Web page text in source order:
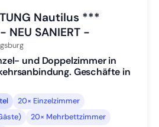
Nautilus ***
NEU SANIERT -
und Doppelzimmer in
Geschäfte in
20× Einzelzimmer
20× Mehrbettzimmer